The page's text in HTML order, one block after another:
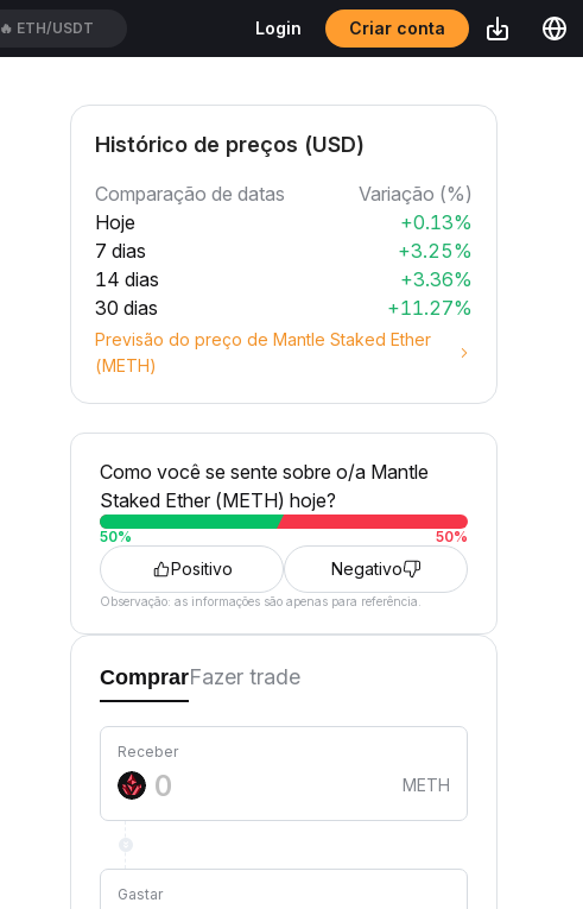
🔥 SPCXUSDT Login Criar conta
Histórico de preços (USD)
Comparação de datas
Variação (%)
Hoje
+0.13%
7 dias
+3.25%
14 dias
+3.36%
30 dias
+11.27%
Previsão do preço de Mantle Staked Ether
(METH)
Como você se sente sobre o/a Mantle
Staked Ether (METH) hoje?
50% 50%
Positivo Negativo
Observação: as informações são apenas para referência.
ComprarFazer trade
Receber
METH
Gastar